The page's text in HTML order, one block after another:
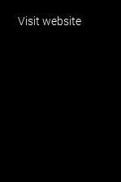
Visit website